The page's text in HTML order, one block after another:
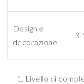
Design e
decorazione
Livello di